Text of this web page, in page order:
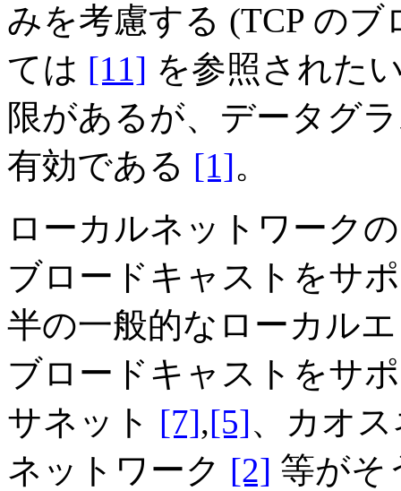
みを考慮する (TCP の
ては [11] を参照された
限があるが、データグ
有効である [1]。
ローカルネットワーク
ブロードキャストをサ
半の一般的なローカル
ブロードキャストをサ
サネット [7],[5]、カオ
ネットワーク [2] 等がそ